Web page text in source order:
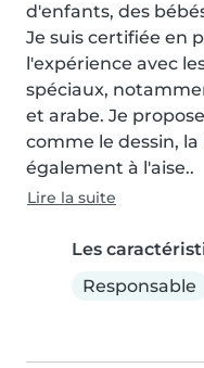
d'enfants, des
Je suis certifiée en
l'expérience avec
spéciaux,
et arabe. Je
comme le dessin,
également à l'aise..
Lire la suite
Les
Responsable